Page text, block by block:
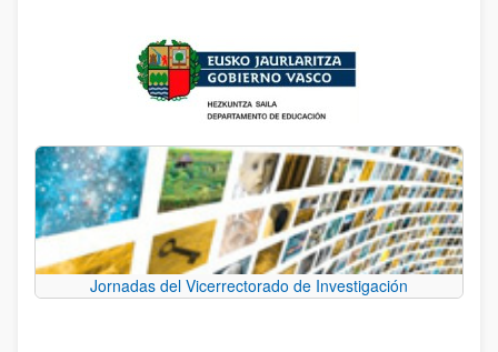
Jornadas del Vicerrectorado de Investigación